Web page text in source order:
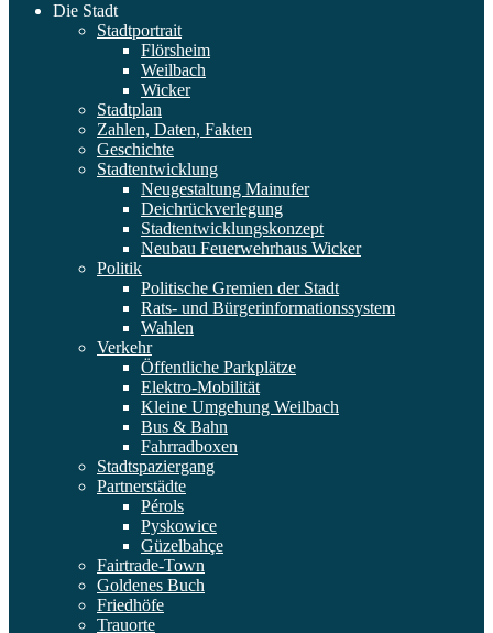
Die Stadt
Stadtportrait
Flörsheim
Weilbach
Wicker
Stadtplan
Zahlen, Daten, Fakten
Geschichte
Stadtentwicklung
Neugestaltung Mainufer
Deichrückverlegung
Stadtentwicklungskonzept
Neubau Feuerwehrhaus Wicker
Politik
Politische Gremien der Stadt
Rats- und Bürgerinformationssystem
Wahlen
Verkehr
Öffentliche Parkplätze
Elektro-Mobilität
Kleine Umgehung Weilbach
Bus & Bahn
Fahrradboxen
Stadtspaziergang
Partnerstädte
Pérols
Pyskowice
Güzelbahçe
Fairtrade-Town
Goldenes Buch
Friedhöfe
Trauorte